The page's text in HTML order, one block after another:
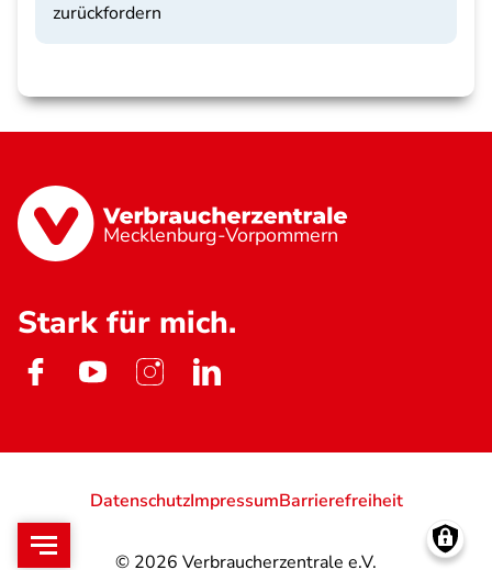
zurückfordern
Mecklenburg-Vorpommern
Stark für mich.
© 2026 Verbraucherzentrale e.V.
DatenschutzImpressumBarrierefreiheit